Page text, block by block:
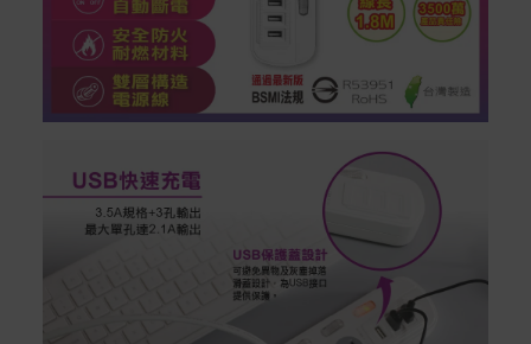
如有相關退換貨服務需求，您可以透過專線或服務信箱聯
繫客服。
配送服務
本站商品除有特別標示收取運費之商品，其餘全館皆可免
Acer旗下品牌商品除可宅配配送全台各地外，部分商品可
以選擇配送至全台各地服務中心。
在消費者完成訂單付款後兩個工作天內會安排訂單出貨，
非Acer旗下品牌商品依配合廠商規範，可能會有無法配送